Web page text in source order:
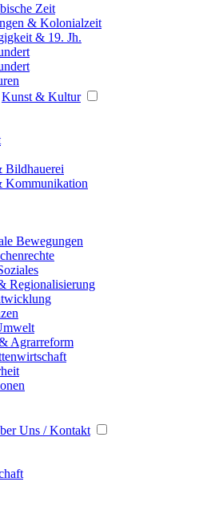
Zeit
& Kolonialzeit
& 19. Jh.
Kunst & Kultur
Bildhauerei
Kommunikation
Bewegungen
Regionalisierung
Agrarreform
Uns / Kontakt